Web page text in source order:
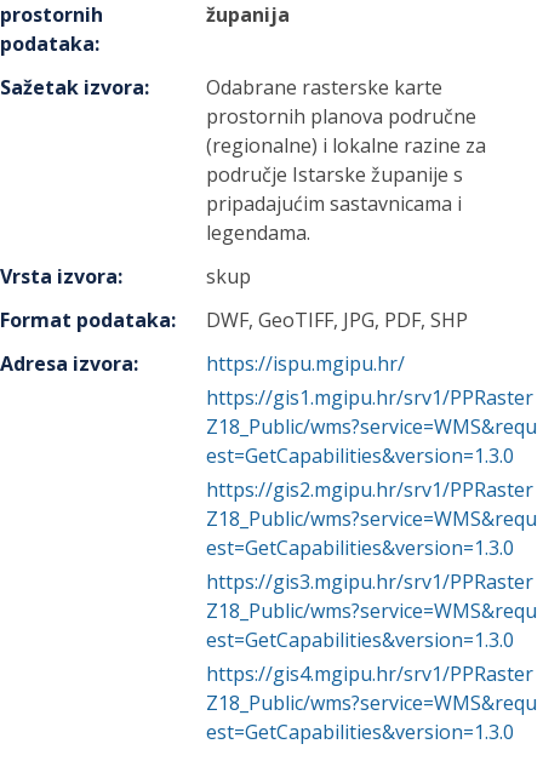
prostornih
podataka:
županija
Sažetak izvora:
Odabrane rasterske karte
prostornih planova područne
(regionalne) i lokalne razine za
područje Istarske županije s
pripadajućim sastavnicama i
legendama.
Vrsta izvora:
skup
Format podataka:
DWF, GeoTIFF, JPG, PDF, SHP
Adresa izvora:
https://ispu.mgipu.hr/
https://gis1.mgipu.hr/srv1/PPRaster
Z18_Public/wms?service=WMS&requ
est=GetCapabilities&version=1.3.0
https://gis2.mgipu.hr/srv1/PPRaster
Z18_Public/wms?service=WMS&requ
est=GetCapabilities&version=1.3.0
https://gis3.mgipu.hr/srv1/PPRaster
Z18_Public/wms?service=WMS&requ
est=GetCapabilities&version=1.3.0
https://gis4.mgipu.hr/srv1/PPRaster
Z18_Public/wms?service=WMS&requ
est=GetCapabilities&version=1.3.0